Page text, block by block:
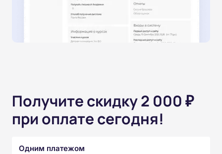
Получите скидку 2 000 ₽
при оплате сегодня!
Одним платежом